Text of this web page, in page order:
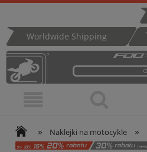
Worldwide Shipping
» Naklejki na motocykle »